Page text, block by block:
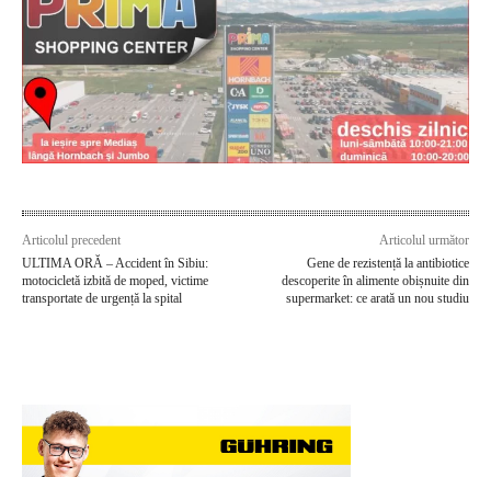
Articolul precedent
ULTIMA ORĂ – Accident în Sibiu:
motocicletă izbită de moped, victime
transportate de urgență la spital
Articolul următor
Gene de rezistență la antibiotice
descoperite în alimente obișnuite din
supermarket: ce arată un nou studiu